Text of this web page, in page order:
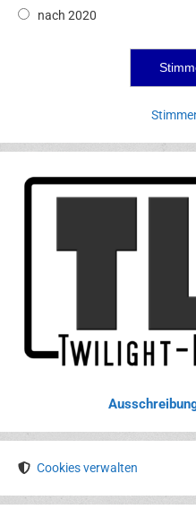
nach 2020
Cookies verwalten